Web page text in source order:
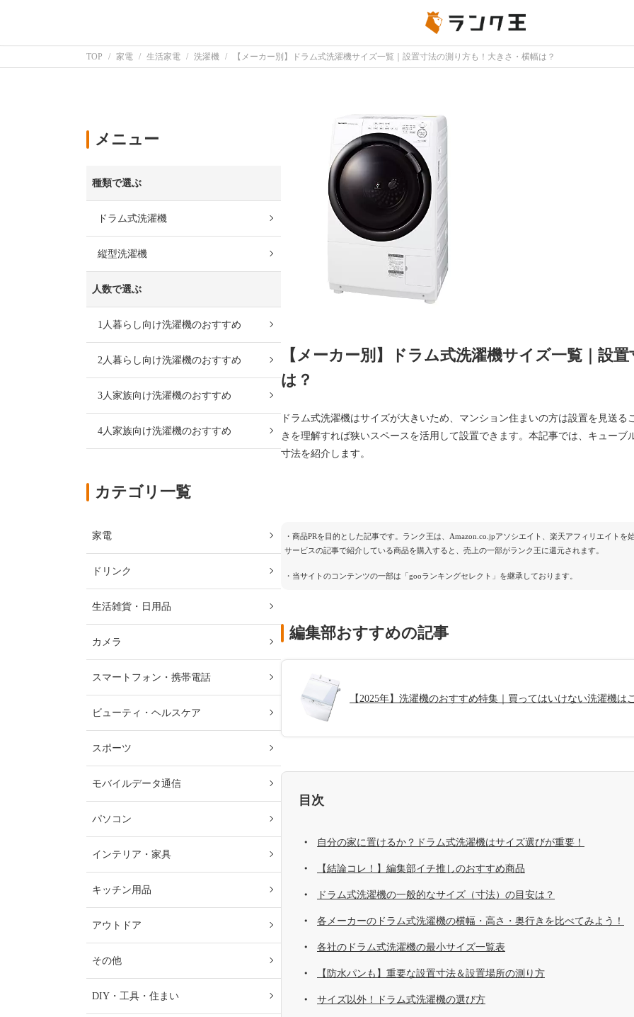
TOP 家電 生活家電 洗濯機 【メーカー別】ドラム式洗濯機サイズ一覧｜設置寸法の測り方も！大きさ・横幅は？
【メーカー別】ドラム式洗濯機サイズ一覧｜設
は？
ドラム式洗濯機はサイズが大きいため、マンション住まいの方は設置を見送
きを理解すれば狭いスペースを活用して設置できます。本記事では、キュー
寸法を紹介します。
・商品PRを目的とした記事です。ランク王は、Amazon.co.jpアソシエイト、楽天アフィリエイト
サービスの記事で紹介している商品を購入すると、売上の一部がランク王に還元されます。
・当サイトのコンテンツの一部は「gooランキングセレクト」を継承しております。
編集部おすすめの記事
【2025年】洗濯機のおすすめ特集｜買ってはいけない洗濯機は
目次
自分の家に置けるか？ドラム式洗濯機はサイズ選びが重要！
【結論コレ！】編集部イチ推しのおすすめ商品
ドラム式洗濯機の一般的なサイズ（寸法）の目安は？
各メーカーのドラム式洗濯機の横幅・高さ・奥行きを比べてみよう！
各社のドラム式洗濯機の最小サイズ一覧表
【防水パンも】重要な設置寸法＆設置場所の測り方
サイズ以外！ドラム式洗濯機の選び方
メニュー
種類で選ぶ
ドラム式洗濯機
縦型洗濯機
人数で選ぶ
1人暮らし向け洗濯機のおすすめ
2人暮らし向け洗濯機のおすすめ
3人家族向け洗濯機のおすすめ
4人家族向け洗濯機のおすすめ
カテゴリ一覧
家電
ドリンク
生活雑貨・日用品
カメラ
スマートフォン・携帯電話
ビューティ・ヘルスケア
スポーツ
モバイルデータ通信
パソコン
インテリア・家具
キッチン用品
アウトドア
その他
DIY・工具・住まい